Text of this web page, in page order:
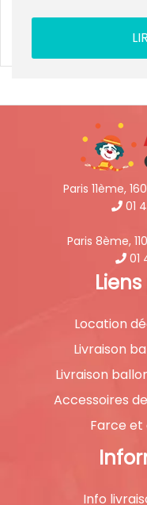
Paris 11ème,
01
Paris 8ème,
01
Location
Livraison
Livraison
Accessoires
Farce
Info